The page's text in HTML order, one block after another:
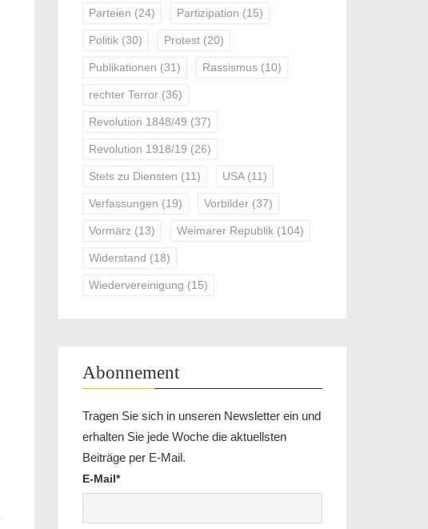
Parteien (24) Partizipation (15)
Politik (30) Protest (20)
Publikationen (31) Rassismus (10)
rechter Terror (36)
Revolution 1848/49 (37)
Revolution 1918/19 (26)
Stets zu Diensten (11) USA(11)
Verfassungen (19) Vorbilder (37)
Vormärz (13) Weimarer Republik (104)
Widerstand (18)
Wiedervereinigung (15)
Abonnement
Tragen Sie sich in unseren Newsletter ein und
erhalten Sie jede Woche die aktuellsten
Beiträge per E-Mail.
E-Mail*